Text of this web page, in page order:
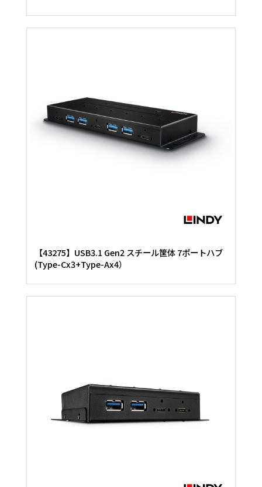
【43275】USB3.1 Gen2 スチール筐体 7ポートハブ
(Type-Cx3+Type-Ax4）